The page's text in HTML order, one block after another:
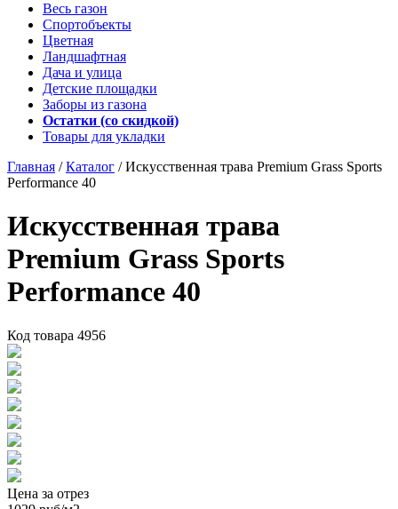
Весь газон
Спортобъекты
Цветная
Ландшафтная
Дача и улица
Детские площадки
Заборы из газона
Остатки (со скидкой)
Товары для укладки
Главная /Каталог /Искусственная трава Premium Grass Sports
Performance 40
Искусственная трава
Premium Grass Sports
Performance 40
Код товара 4956
Цена за отрез